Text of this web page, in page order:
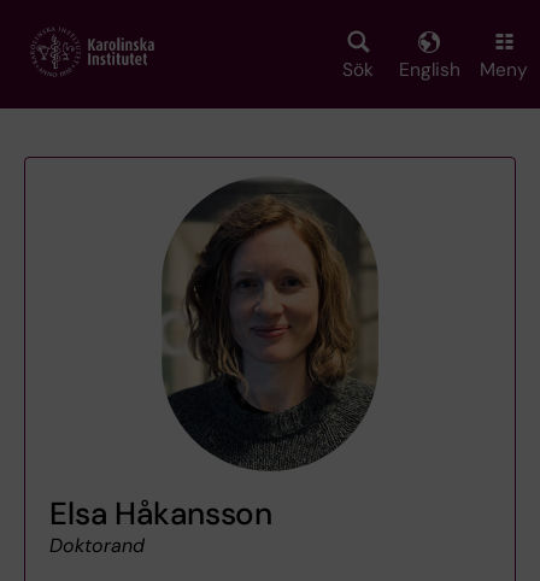
main
Sök English Meny
Elsa Håkansson
Doktorand